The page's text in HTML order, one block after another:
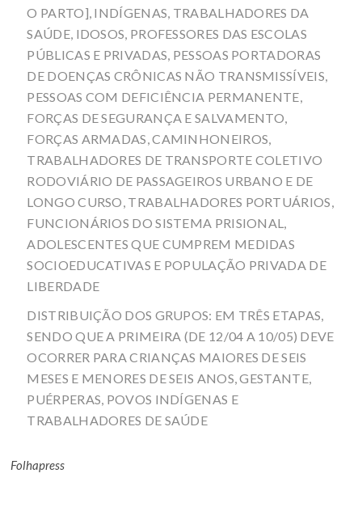
O PARTO], INDÍGENAS, TRABALHADORES DA
SAÚDE, IDOSOS, PROFESSORES DAS ESCOLAS
PÚBLICAS E PRIVADAS, PESSOAS PORTADORAS
DE DOENÇAS CRÔNICAS NÃO TRANSMISSÍVEIS,
PESSOAS COM DEFICIÊNCIA PERMANENTE,
FORÇAS DE SEGURANÇA E SALVAMENTO,
FORÇAS ARMADAS, CAMINHONEIROS,
TRABALHADORES DE TRANSPORTE COLETIVO
RODOVIÁRIO DE PASSAGEIROS URBANO E DE
LONGO CURSO, TRABALHADORES PORTUÁRIOS,
FUNCIONÁRIOS DO SISTEMA PRISIONAL,
ADOLESCENTES QUE CUMPREM MEDIDAS
SOCIOEDUCATIVAS E POPULAÇÃO PRIVADA DE
LIBERDADE
DISTRIBUIÇÃO DOS GRUPOS: EM TRÊS ETAPAS,
SENDO QUE A PRIMEIRA (DE 12/04 A 10/05) DEVE
OCORRER PARA CRIANÇAS MAIORES DE SEIS
MESES E MENORES DE SEIS ANOS, GESTANTE,
PUÉRPERAS, POVOS INDÍGENAS E
TRABALHADORES DE SAÚDE
Folhapress